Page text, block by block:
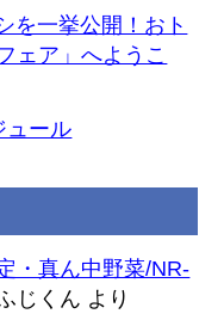
を一挙公開！おト
ェア」へようこ
ュール
・真ん中野菜/NR-
じくん より